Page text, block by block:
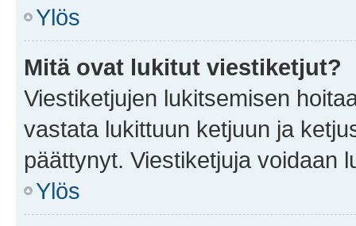
Ylös
Mitä ovat lukitut viestiketjut?
Viestiketjujen lukitsemisen
vastata lukittuun ketjuun ja
päättynyt. Viestiketjuja voidaan
Ylös